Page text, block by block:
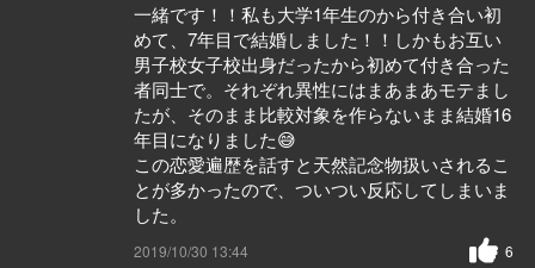
一緒です！！私も大学1年生のから付き合い初
めて、7年目で結婚しました！！しかもお互い
男子校女子校出身だったから初めて付き合った
者同士で。それぞれ異性にはまあまあモテまし
たが、そのまま比較対象を作らないまま結婚16
年目になりました😅
この恋愛遍歴を話すと天然記念物扱いされるこ
とが多かったので、ついつい反応してしまいま
した。
2019/10/30 13:44 6